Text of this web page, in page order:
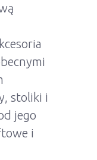
stoliki i
jego
i